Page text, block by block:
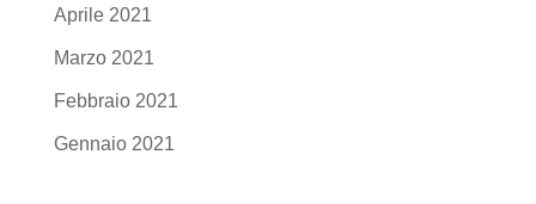
Aprile 2021
Marzo 2021
Febbraio 2021
Gennaio 2021